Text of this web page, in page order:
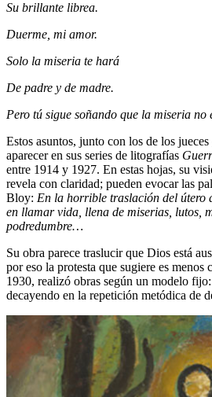
Su brillante librea.
Duerme, mi amor.
Solo la miseria te hará
De padre y de madre.
Pero tú sigue soñando que la miseria no
Estos asuntos, junto con los de los
aparecer en sus series de litografías
entre 1914 y 1927. En estas hojas, su
revela con claridad; pueden evocar las
Bloy: En la horrible traslación del útero
en llamar vida, llena de miserias, lutos,
podredumbre…
Su obra parece traslucir que Dios está
por eso la protesta que sugiere es menos
1930, realizó obras según un modelo
decayendo en la repetición metódica de